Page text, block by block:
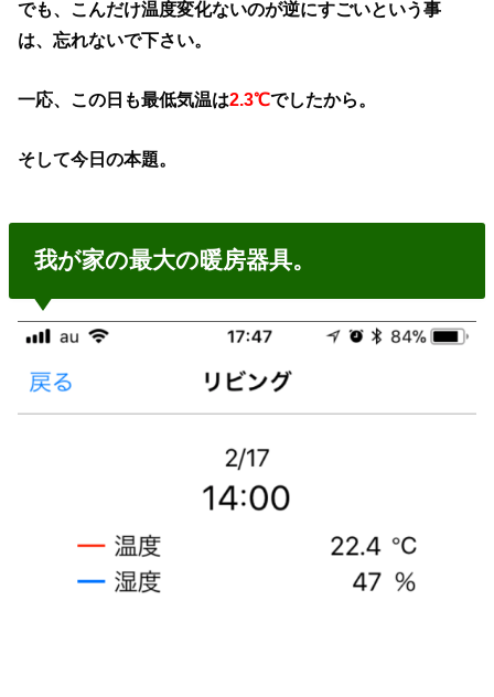
でも、こんだけ温度変化ないのが逆にすごいという事
は、忘れないで下さい。
一応、この日も最低気温は2.3℃でしたから。
そして今日の本題。
我が家の最大の暖房器具。